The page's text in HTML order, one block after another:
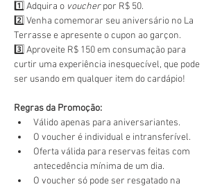
1️⃣ Adquira o voucher por R$ 50.
2️⃣ Venha comemorar seu aniversário no La
Terrasse e apresente o cupon ao garçon.
3️⃣ Aproveite R$ 150 em consumação para
curtir uma experiência inesquecível, que pode
ser usando em qualquer item do cardápio!
Regras da Promoção:
Válido apenas para aniversariantes.
O voucher é individual e intransferível.
Oferta válida para reservas feitas com
antecedência mínima de um dia.
O voucher só pode ser resgatado na